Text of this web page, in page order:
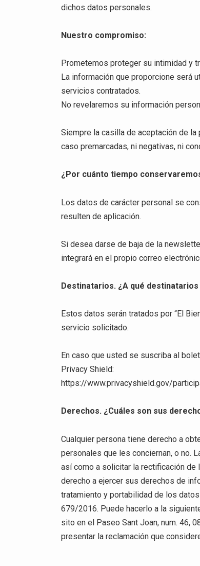
dichos datos personales.
Nuestro compromiso:
Prometemos proteger su intimidad y
La información que proporcione será
servicios contratados.
No revelaremos su información
Siempre la casilla de aceptación de
caso premarcadas, ni negativas, ni
¿Por cuánto tiempo
Los datos de carácter personal se
resulten de aplicación.
Si desea darse de baja de la
integrará en el propio correo
Destinatarios. ¿A qué
Estos datos serán tratados por “El
servicio solicitado.
En caso que usted se suscriba al
Privacy Shield:
https://www.privacyshield.gov/
Derechos. ¿Cuáles son sus
Cualquier persona tiene derecho a
personales que les conciernan, o no.
así como a solicitar la rectificación
derecho a ejercer sus derechos de
tratamiento y portabilidad de los
679/2016. Puede hacerlo a la
sito en el Paseo Sant Joan, num. 46,
presentar la reclamación que